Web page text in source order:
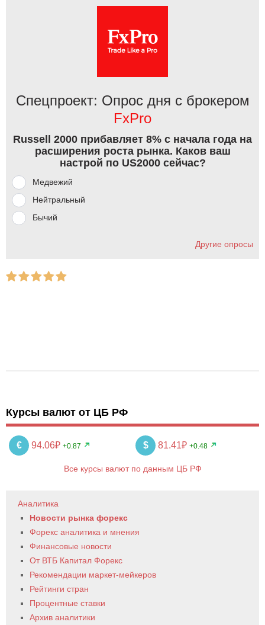
Спецпроект: Опрос дня с брокером
FxPro
Russell 2000 прибавляет 8% с начала года на
расширения роста рынка. Каков ваш
настрой по US2000 сейчас?
Медвежий
Нейтральный
Бычий
Другие опросы
Курсы валют от ЦБ РФ
€ 94.06₽ +0.87 $ 81.41₽ +0.48
Все курсы валют по данным ЦБ РФ
Аналитика
Новости рынка форекс
Форекс аналитика и мнения
Финансовые новости
От ВТБ Капитал Форекс
Рекомендации маркет-мейкеров
Рейтинги стран
Процентные ставки
Архив аналитики